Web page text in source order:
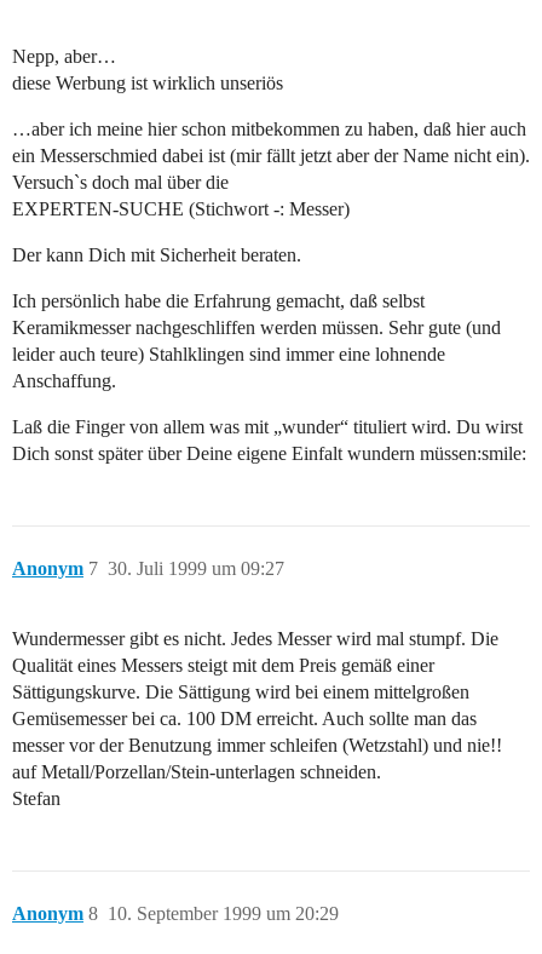
Nepp, aber…
diese Werbung ist wirklich unseriös
…aber ich meine hier schon mitbekommen zu haben, daß hier auch
ein Messerschmied dabei ist (mir fällt jetzt aber der Name nicht ein).
Versuch`s doch mal über die
EXPERTEN-SUCHE (Stichwort -: Messer)
Der kann Dich mit Sicherheit beraten.
Ich persönlich habe die Erfahrung gemacht, daß selbst
Keramikmesser nachgeschliffen werden müssen. Sehr gute (und
leider auch teure) Stahlklingen sind immer eine lohnende
Anschaffung.
Laß die Finger von allem was mit „wunder“ tituliert wird. Du wirst
Dich sonst später über Deine eigene Einfalt wundern müssen:smile:
Anonym 30. Juli 1999 um 09:27
7
Wundermesser gibt es nicht. Jedes Messer wird mal stumpf. Die
Qualität eines Messers steigt mit dem Preis gemäß einer
Sättigungskurve. Die Sättigung wird bei einem mittelgroßen
Gemüsemesser bei ca. 100 DM erreicht. Auch sollte man das
messer vor der Benutzung immer schleifen (Wetzstahl) und nie!!
auf Metall/Porzellan/Stein-unterlagen schneiden.
Stefan
Anonym 10. September 1999 um 20:29
8